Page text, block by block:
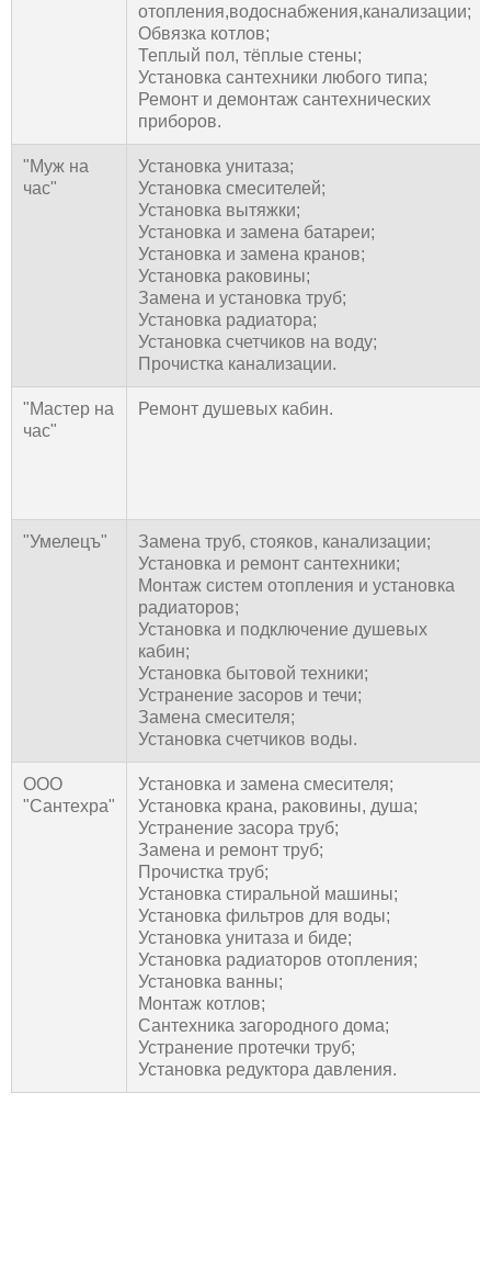
отопления,водоснабжения,канализации;
Обвязка котлов;
Теплый пол, тёплые стены;
Установка сантехники любого типа;
Ремонт и демонтаж сантехнических
приборов.
"Муж на
час"
Установка унитаза;
Установка смесителей;
Установка вытяжки;
Установка и замена батареи;
Установка и замена кранов;
Установка раковины;
Замена и установка труб;
Установка радиатора;
Установка счетчиков на воду;
Прочистка канализации.
"Мастер на
час"
Ремонт душевых кабин.
"Умелецъ"
Замена труб, стояков, канализации;
Установка и ремонт сантехники;
Монтаж систем отопления и установка
радиаторов;
Установка и подключение душевых
кабин;
Установка бытовой техники;
Устранение засоров и течи;
Замена смесителя;
Установка счетчиков воды.
ООО
"Сантехра"
Установка и замена смесителя;
Установка крана, раковины, душа;
Устранение засора труб;
Замена и ремонт труб;
Прочистка труб;
Установка стиральной машины;
Установка фильтров для воды;
Установка унитаза и биде;
Установка радиаторов отопления;
Установка ванны;
Монтаж котлов;
Сантехника загородного дома;
Устранение протечки труб;
Установка редуктора давления.